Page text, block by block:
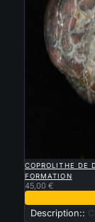
COPROLITHE DE
FORMATION
45,00 €
Description::